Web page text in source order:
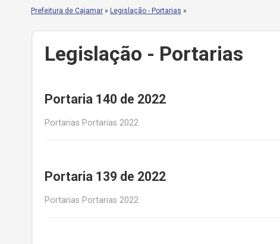
Prefeitura de Cajamar » Legislação - Portarias »
Legislação - Portarias
Portaria 140 de 2022
Portarias Portarias 2022
Portaria 139 de 2022
Portarias Portarias 2022